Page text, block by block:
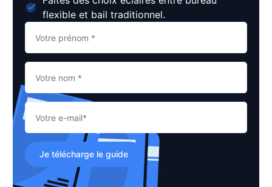
flexible et bail traditionnel.
Je télécharge le guide